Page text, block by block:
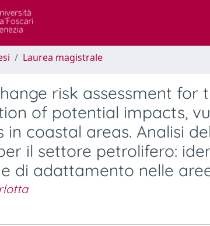
Laurea magistrale
risk assessment for
of potential impacts,
in coastal areas. Analisi
il settore petrolifero:
di adattamento nelle